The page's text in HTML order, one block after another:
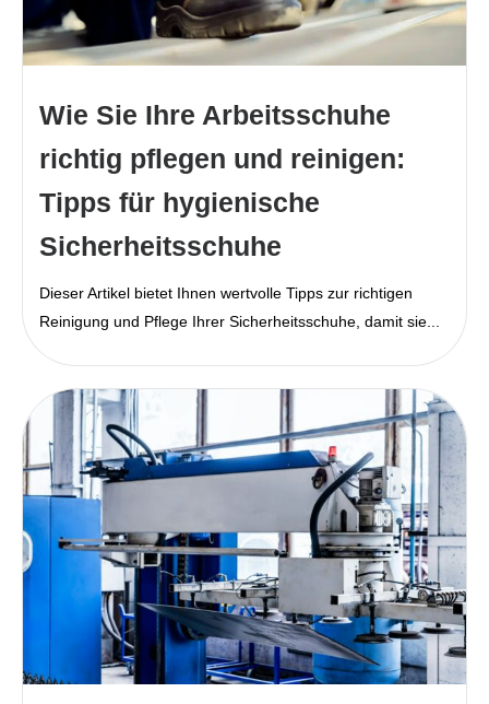
Wie Sie Ihre Arbeitsschuhe
richtig pflegen und reinigen:
Tipps für hygienische
Sicherheitsschuhe
Dieser Artikel bietet Ihnen wertvolle Tipps zur richtigen
Reinigung und Pflege Ihrer Sicherheitsschuhe, damit sie...